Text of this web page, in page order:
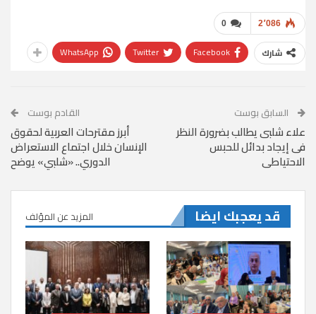
0 2٬086
شارك Facebook
Twitter
WhatsApp
السابق بوست
علاء شلبى يطالب بضرورة النظر
فى إيجاد بدائل للحبس
الاحتياطى
القادم بوست
أبرز مقترحات العربية لحقوق
الإنسان خلال اجتماع الاستعراض
الدوري.. «شلبي» يوضح
قد يعجبك ايضا المزيد عن المؤلف